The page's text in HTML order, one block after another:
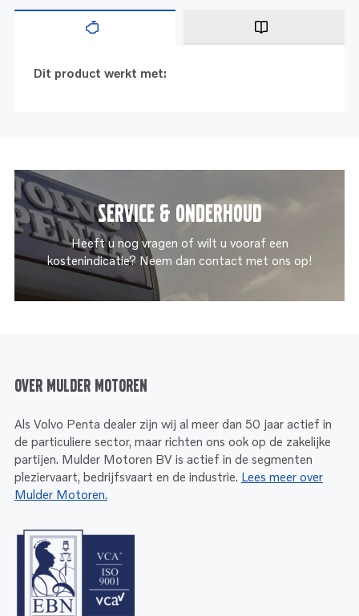
Dit product werkt met:
Service & onderhoud
Heeft u nog vragen of wilt u vooraf een
kostenindicatie? Neem dan contact met ons op!
Over Mulder Motoren
Als Volvo Penta dealer zijn wij al meer dan 50 jaar actief in
de particuliere sector, maar richten ons ook op de zakelijke
partijen. Mulder Motoren BV is actief in de segmenten
pleziervaart, bedrijfsvaart en de industrie. Lees meer over
Mulder Motoren.